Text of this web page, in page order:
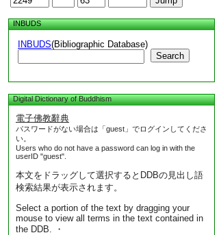
INBUDS
INBUDS(Bibliographic Database)
Search
Digital Dictionary of Buddhism
電子佛教辭典
パスワードがない場合は「guest」でログインしてくださ
い。
Users who do not have a password can log in with the
userID "guest".
本文をドラッグして選択するとDDBの見出し語
検索結果が表示されます。
Select a portion of the text by dragging your
mouse to view all terms in the text contained in
the DDB. ・